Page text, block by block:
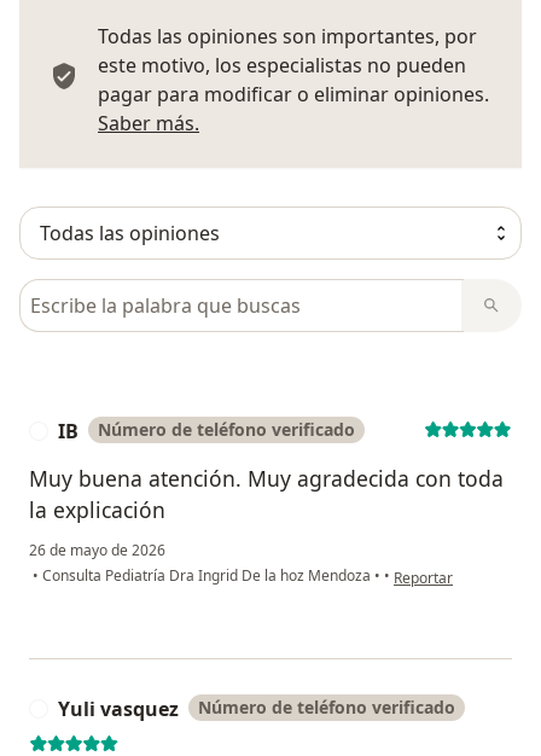
Todas las opiniones son importantes, por
este motivo, los especialistas no pueden
pagar para modificar o eliminar opiniones.
Saber más.
Busca en opiniones
IB Número de teléfono verificado
Muy buena atención. Muy agradecida con toda
la explicación
26 de mayo de 2026
• Consulta Pediatría Dra Ingrid De la hoz Mendoza • • en opinión del
Reportar
Yuli vasquez Número de teléfono verificado